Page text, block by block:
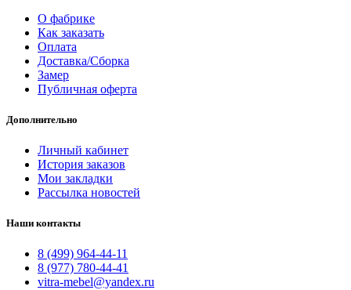
О фабрике
Как заказать
Оплата
Доставка/Сборка
Замер
Публичная оферта
Дополнительно
Личный кабинет
История заказов
Мои закладки
Рассылка новостей
Наши контакты
8 (499) 964-44-11
8 (977) 780-44-41
vitra-mebel@yandex.ru